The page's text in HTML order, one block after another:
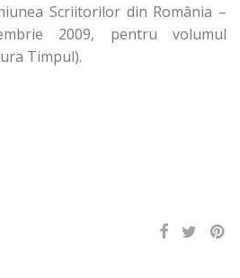
Scriitorilor din România –
2009, pentru volumul
Timpul).